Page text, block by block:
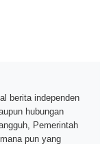
berita independen
hubungan
Pemerintah
pun yang